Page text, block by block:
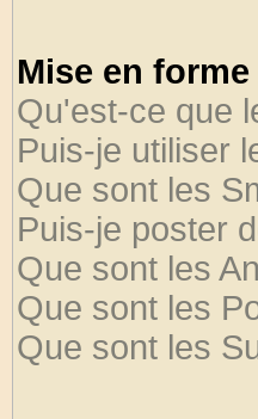
Mise en
Qu'est-ce que
Puis-je utiliser
Que sont les
Puis-je poster
Que sont les
Que sont les
Que sont les